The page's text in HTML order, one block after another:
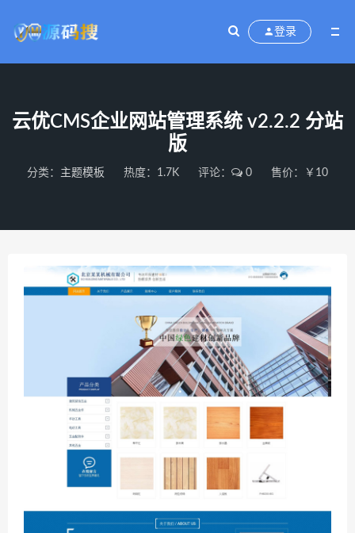
登录
云优CMS企业网站管理系统 v2.2.2 分站
版
分类： 主题模板 热度：1.7K 评论： 0 售价：￥10